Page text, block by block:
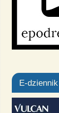
E-dziennik